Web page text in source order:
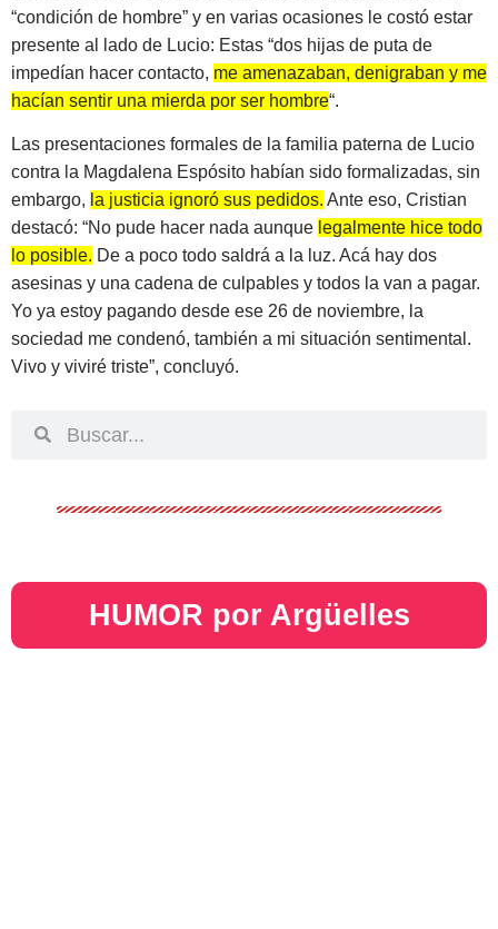
“condición de hombre” y en varias ocasiones le costó estar
presente al lado de Lucio: Estas “dos hijas de puta de
impedían hacer contacto, me amenazaban, denigraban y me
hacían sentir una mierda por ser hombre“.
Las presentaciones formales de la familia paterna de Lucio
contra la Magdalena Espósito habían sido formalizadas, sin
embargo, la justicia ignoró sus pedidos. Ante eso, Cristian
destacó: “No pude hacer nada aunque legalmente hice todo
lo posible. De a poco todo saldrá a la luz. Acá hay dos
asesinas y una cadena de culpables y todos la van a pagar.
Yo ya estoy pagando desde ese 26 de noviembre, la
sociedad me condenó, también a mi situación sentimental.
Vivo y viviré triste”, concluyó.
HUMOR por Argüelles​